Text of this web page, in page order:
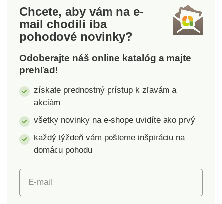
cm, priemer 6-9 cm.
Chcete, aby vám na e-
mail chodili iba
pohodové novinky?
Odoberajte náš online katalóg a majte
prehľad!
získate prednostný prístup k zľavám a
akciám
všetky novinky na e-shope uvidíte ako prvý
každý týždeň vám pošleme inšpiráciu na
domácu pohodu
E-mail